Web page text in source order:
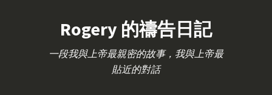
Rogery 的禱告日記
一段我與上帝最親密的故事，我與上帝最
貼近的對話